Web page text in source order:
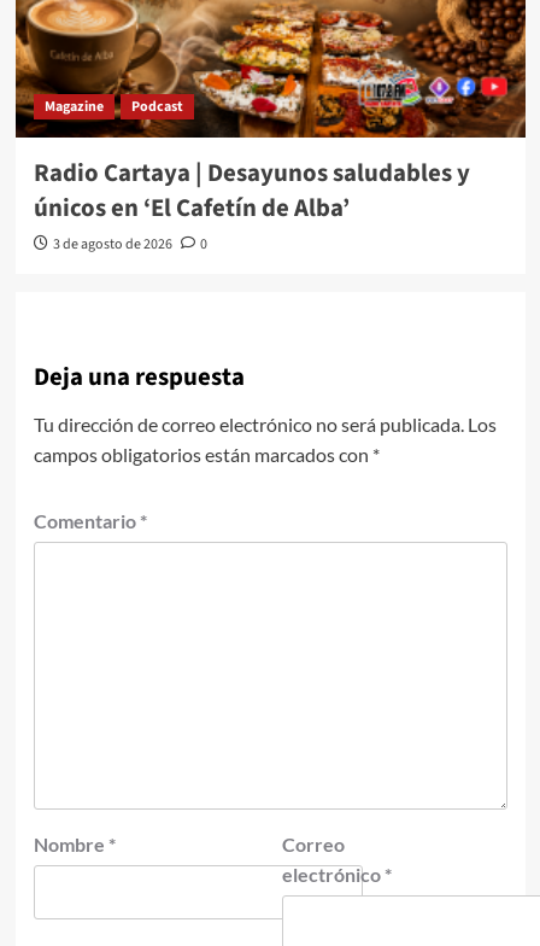
Magazine Podcast
Radio Cartaya | Desayunos saludables y
únicos en ‘El Cafetín de Alba’
3 de agosto de 2026 0
Deja una respuesta
Tu dirección de correo electrónico no será publicada. Los
campos obligatorios están marcados con *
Comentario *
Nombre *
Correo
electrónico *